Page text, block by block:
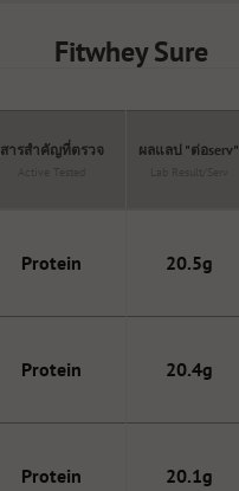
Fitwhey Sure
สารสำคัญที่ตรวจ ผลแลป "ต่อserv"
Protein 20.5g
Protein 20.4g
Protein 20.1g